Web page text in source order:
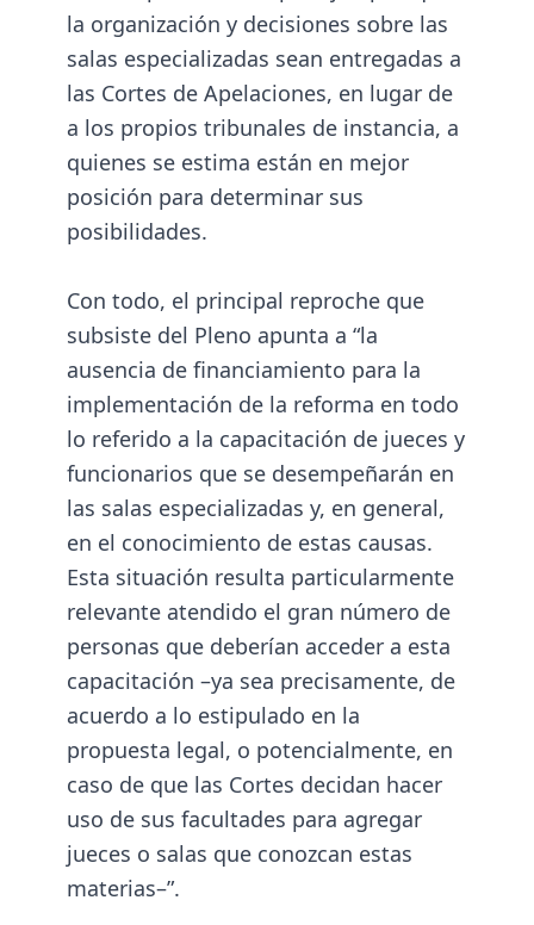
la organización y decisiones sobre las
salas especializadas sean entregadas a
las Cortes de Apelaciones, en lugar de
a los propios tribunales de instancia, a
quienes se estima están en mejor
posición para determinar sus
posibilidades.
Con todo, el principal reproche que
subsiste del Pleno apunta a “la
ausencia de financiamiento para la
implementación de la reforma en todo
lo referido a la capacitación de jueces y
funcionarios que se desempeñarán en
las salas especializadas y, en general,
en el conocimiento de estas causas.
Esta situación resulta particularmente
relevante atendido el gran número de
personas que deberían acceder a esta
capacitación –ya sea precisamente, de
acuerdo a lo estipulado en la
propuesta legal, o potencialmente, en
caso de que las Cortes decidan hacer
uso de sus facultades para agregar
jueces o salas que conozcan estas
materias–”.